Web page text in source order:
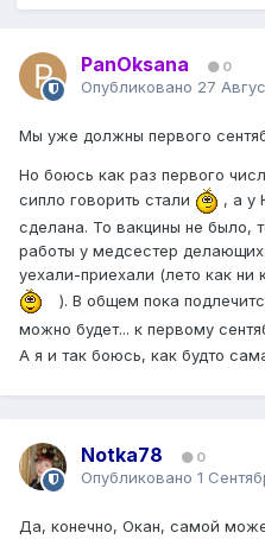
PanOksana 0
Опубликовано 27
Мы уже должны первого
Но боюсь как раз первого
сипло говорить стали
, а у
сделана. То вакцины не было,
работы у медсестер
уехали-приехали (лето как ни
). В общем пока
можно будет... к первому
А я и так боюсь, как будто
Notka78 0
Опубликовано 1
Да, конечно, Окан, самой